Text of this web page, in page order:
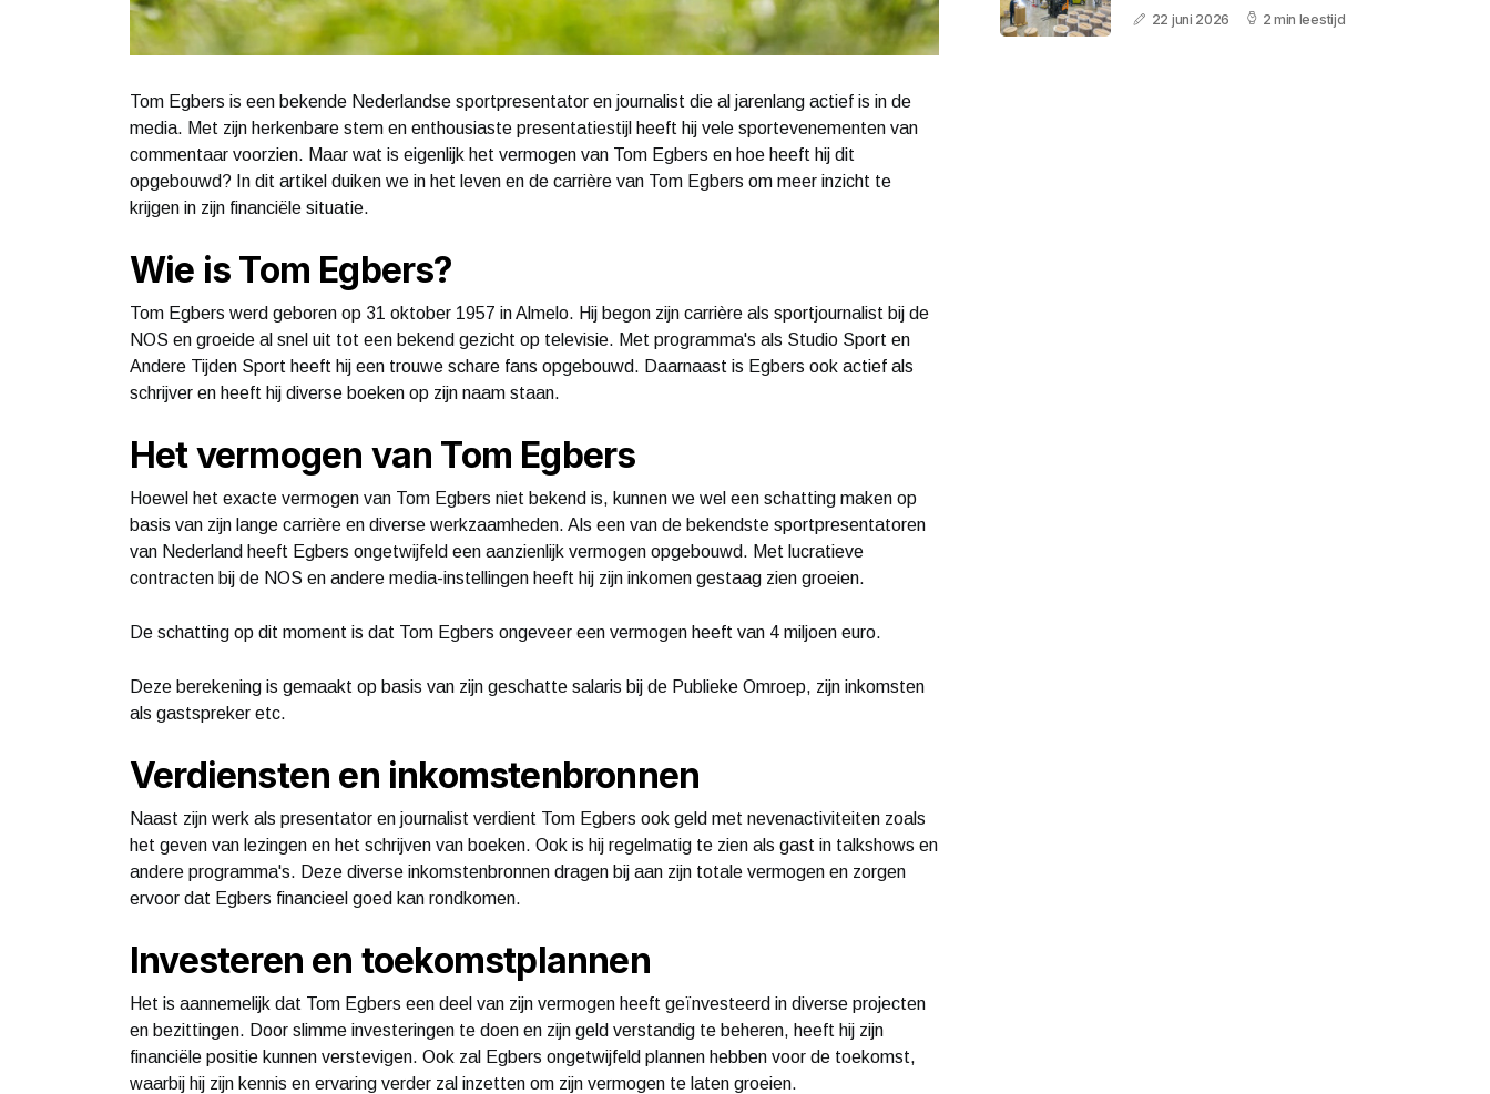
Tom Egbers is een bekende Nederlandse sportpresentator en journalist die al jarenlang actief is in de
media. Met zijn herkenbare stem en enthousiaste presentatiestijl heeft hij vele sportevenementen van
commentaar voorzien. Maar wat is eigenlijk het vermogen van Tom Egbers en hoe heeft hij dit
opgebouwd? In dit artikel duiken we in het leven en de carrière van Tom Egbers om meer inzicht te
krijgen in zijn financiële situatie.
Wie is Tom Egbers?
Tom Egbers werd geboren op 31 oktober 1957 in Almelo. Hij begon zijn carrière als sportjournalist bij de
NOS en groeide al snel uit tot een bekend gezicht op televisie. Met programma's als Studio Sport en
Andere Tijden Sport heeft hij een trouwe schare fans opgebouwd. Daarnaast is Egbers ook actief als
schrijver en heeft hij diverse boeken op zijn naam staan.
Het vermogen van Tom Egbers
Hoewel het exacte vermogen van Tom Egbers niet bekend is, kunnen we wel een schatting maken op
basis van zijn lange carrière en diverse werkzaamheden. Als een van de bekendste sportpresentatoren
van Nederland heeft Egbers ongetwijfeld een aanzienlijk vermogen opgebouwd. Met lucratieve
contracten bij de NOS en andere media-instellingen heeft hij zijn inkomen gestaag zien groeien.
De schatting op dit moment is dat Tom Egbers ongeveer een vermogen heeft van 4 miljoen euro.
Deze berekening is gemaakt op basis van zijn geschatte salaris bij de Publieke Omroep, zijn inkomsten
als gastspreker etc.
Verdiensten en inkomstenbronnen
Naast zijn werk als presentator en journalist verdient Tom Egbers ook geld met nevenactiviteiten zoals
het geven van lezingen en het schrijven van boeken. Ook is hij regelmatig te zien als gast in talkshows en
andere programma's. Deze diverse inkomstenbronnen dragen bij aan zijn totale vermogen en zorgen
ervoor dat Egbers financieel goed kan rondkomen.
Investeren en toekomstplannen
Het is aannemelijk dat Tom Egbers een deel van zijn vermogen heeft geïnvesteerd in diverse projecten
en bezittingen. Door slimme investeringen te doen en zijn geld verstandig te beheren, heeft hij zijn
financiële positie kunnen verstevigen. Ook zal Egbers ongetwijfeld plannen hebben voor de toekomst,
waarbij hij zijn kennis en ervaring verder zal inzetten om zijn vermogen te laten groeien.
22 juni 2026 2 min leestijd